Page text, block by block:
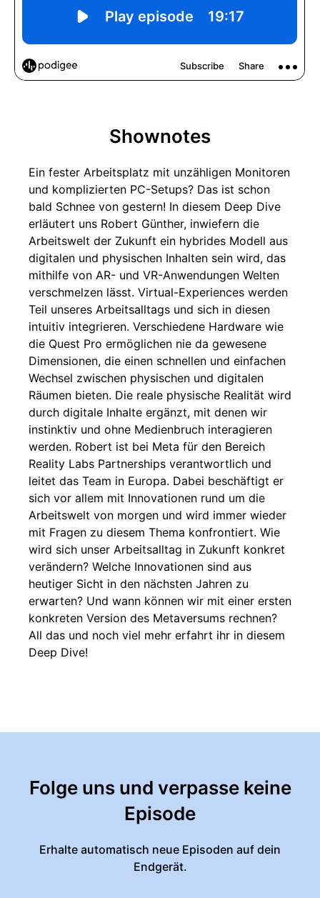
Shownotes
Ein fester Arbeitsplatz mit unzähligen Monitoren
und komplizierten PC-Setups? Das ist schon
bald Schnee von gestern! In diesem Deep Dive
erläutert uns Robert Günther, inwiefern die
Arbeitswelt der Zukunft ein hybrides Modell aus
digitalen und physischen Inhalten sein wird, das
mithilfe von AR- und VR-Anwendungen Welten
verschmelzen lässt. Virtual-Experiences werden
Teil unseres Arbeitsalltags und sich in diesen
intuitiv integrieren. Verschiedene Hardware wie
die Quest Pro ermöglichen nie da gewesene
Dimensionen, die einen schnellen und einfachen
Wechsel zwischen physischen und digitalen
Räumen bieten. Die reale physische Realität wird
durch digitale Inhalte ergänzt, mit denen wir
instinktiv und ohne Medienbruch interagieren
werden. Robert ist bei Meta für den Bereich
Reality Labs Partnerships verantwortlich und
leitet das Team in Europa. Dabei beschäftigt er
sich vor allem mit Innovationen rund um die
Arbeitswelt von morgen und wird immer wieder
mit Fragen zu diesem Thema konfrontiert. Wie
wird sich unser Arbeitsalltag in Zukunft konkret
verändern? Welche Innovationen sind aus
heutiger Sicht in den nächsten Jahren zu
erwarten? Und wann können wir mit einer ersten
konkreten Version des Metaversums rechnen?
All das und noch viel mehr erfahrt ihr in diesem
Deep Dive!
Folge uns und verpasse keine
Episode
Erhalte automatisch neue Episoden auf dein
Endgerät.